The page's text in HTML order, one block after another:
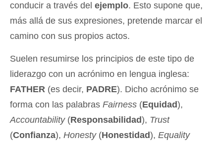
conducir a través del ejemplo. Esto supone que,
más allá de sus expresiones, pretende marcar el
camino con sus propios actos.
Suelen resumirse los principios de este tipo de
liderazgo con un acrónimo en lengua inglesa:
FATHER (es decir, PADRE). Dicho acrónimo se
forma con las palabras Fairness (Equidad),
Accountability(Responsabilidad), Trust
(Confianza), Honesty(Honestidad), Equality